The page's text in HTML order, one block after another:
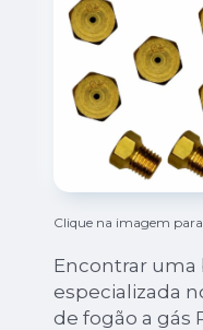
Clique na imagem
Encontrar uma
especializada
de fogão a gás